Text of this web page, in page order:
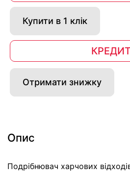
Купити в 1 клік
Отримати знижку
Опис
Подрібнювач харчових